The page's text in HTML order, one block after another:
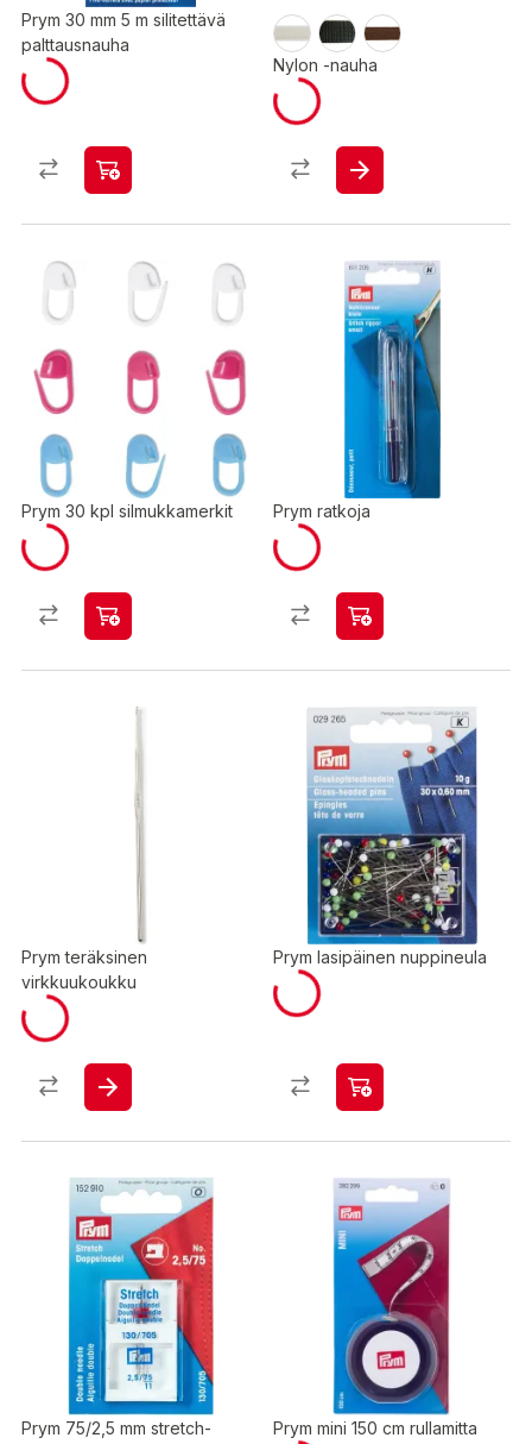
Prym 30 mm 5 m silitettävä
palttausnauha
Nylon -nauha
Prym 30 kpl silmukkamerkit Prym ratkoja
Prym teräksinen
virkkuukoukku
Prym lasipäinen nuppineula
Prym 75/2,5 mm stretch-
Prym mini 150 cm rullamitta